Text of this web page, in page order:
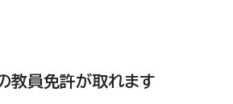
教員免許が取れます